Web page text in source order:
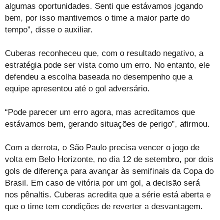
algumas oportunidades. Senti que estávamos jogando
bem, por isso mantivemos o time a maior parte do
tempo”, disse o auxiliar.
Cuberas reconheceu que, com o resultado negativo, a
estratégia pode ser vista como um erro. No entanto, ele
defendeu a escolha baseada no desempenho que a
equipe apresentou até o gol adversário.
“Pode parecer um erro agora, mas acreditamos que
estávamos bem, gerando situações de perigo”, afirmou.
Com a derrota, o São Paulo precisa vencer o jogo de
volta em Belo Horizonte, no dia 12 de setembro, por dois
gols de diferença para avançar às semifinais da Copa do
Brasil. Em caso de vitória por um gol, a decisão será
nos pênaltis. Cuberas acredita que a série está aberta e
que o time tem condições de reverter a desvantagem.